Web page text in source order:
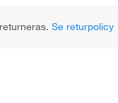
Se returpolicy